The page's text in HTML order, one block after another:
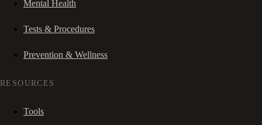
Mental Health
Tests & Procedures
Prevention & Wellness
RESOURCES
Tools